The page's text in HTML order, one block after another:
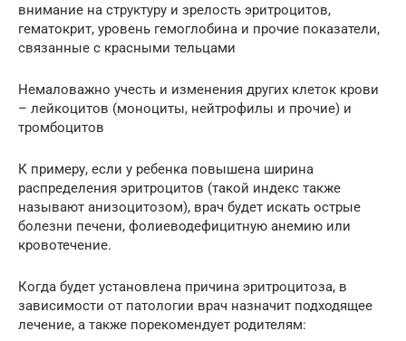
внимание на структуру и зрелость эритроцитов,
гематокрит, уровень гемоглобина и прочие показатели,
связанные с красными тельцами
Немаловажно учесть и изменения других клеток крови
– лейкоцитов (моноциты, нейтрофилы и прочие) и
тромбоцитов
К примеру, если у ребенка повышена ширина
распределения эритроцитов (такой индекс также
называют анизоцитозом), врач будет искать острые
болезни печени, фолиеводефицитную анемию или
кровотечение.
Когда будет установлена причина эритроцитоза, в
зависимости от патологии врач назначит подходящее
лечение, а также порекомендует родителям: